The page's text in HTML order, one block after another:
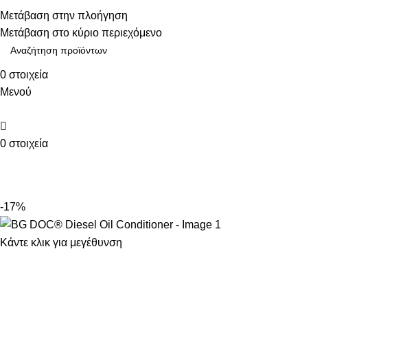
Μετάβαση στην πλοήγηση
Μετάβαση στο κύριο περιεχόμενο
Τηλεφωνικές παραγγελίες: 211 75 05 815
0 στοιχεία
Μενού
0 στοιχεία
-17%
Κάντε κλικ για μεγέθυνση